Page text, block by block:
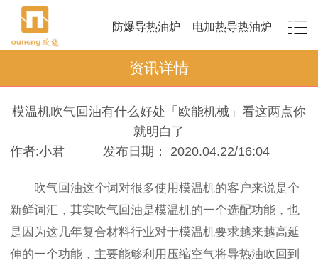
防爆导热油炉 电加热导热油炉
资讯详情
模温机吹气回油有什么好处「欧能机械」看这两点你
就明白了
作者:小君
发布日期： 2020.04.22/16:04
吹气回油这个词对很多使用模温机的客户来说是个
新鲜词汇，其实吹气回油是模温机的一个选配功能，也
是因为这几年复合材料行业对于模温机要求越来越高延
伸的一个功能，主要能够利用压缩空气将导热油吹回到